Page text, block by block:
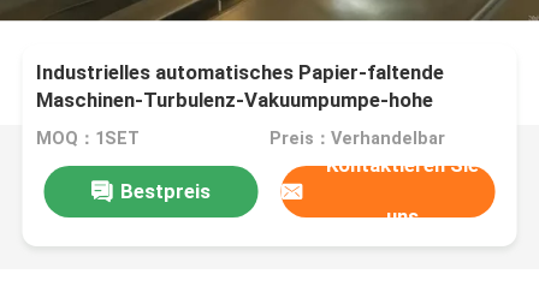
Industrielles automatisches Papier-faltende
Maschinen-Turbulenz-Vakuumpumpe-hohe
Geschwindigkeit
MOQ：1SET Preis：Verhandelbar
Bestpreis
Kontaktieren Sie
uns